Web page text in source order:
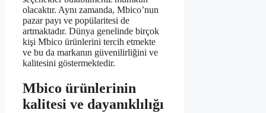
olacaktır. Aynı zamanda, Mbico’nun
pazar payı ve popülaritesi de
artmaktadır. Dünya genelinde birçok
kişi Mbico ürünlerini tercih etmekte
ve bu da markanın güvenilirliğini ve
kalitesini göstermektedir.
Mbico ürünlerinin
kalitesi ve dayanıklılığı